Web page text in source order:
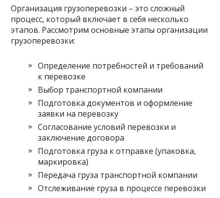
Организация грузоперевозки – это сложный
процесс, который включает в себя несколько
этапов. Рассмотрим основные этапы организации
грузоперевозки:
Определение потребностей и требований
к перевозке
Выбор транспортной компании
Подготовка документов и оформление
заявки на перевозку
Согласование условий перевозки и
заключение договора
Подготовка груза к отправке (упаковка,
маркировка)
Передача груза транспортной компании
Отслеживание груза в процессе перевозки